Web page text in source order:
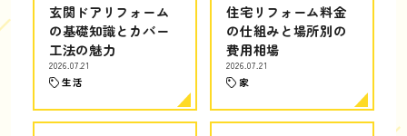
玄関ドアリフォーム
の基礎知識とカバー
工法の魅力
2026.07.21
生活
住宅リフォーム料金
の仕組みと場所別の
費用相場
2026.07.21
家